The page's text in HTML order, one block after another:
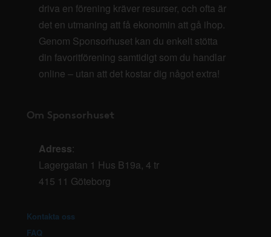
driva en förening kräver resurser, och ofta är
det en utmaning att få ekonomin att gå ihop.
Genom Sponsorhuset kan du enkelt stötta
din favoritförening samtidigt som du handlar
online – utan att det kostar dig något extra!
Om Sponsorhuset
Adress:
Lagergatan 1 Hus B19a, 4 tr
415 11 Göteborg
Kontakta oss
FAQ